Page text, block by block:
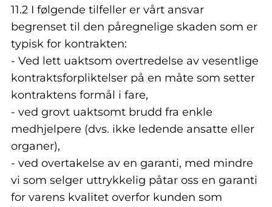
11.2 I følgende tilfeller er vårt ansvar
begrenset til den påregnelige skaden som er
typisk for kontrakten:
- Ved lett uaktsom overtredelse av vesentlige
kontraktsforpliktelser på en måte som setter
kontraktens formål i fare,
- ved grovt uaktsomt brudd fra enkle
medhjelpere (dvs. ikke ledende ansatte eller
organer),
- ved overtakelse av en garanti, med mindre
vi som selger uttrykkelig påtar oss en garanti
for varens kvalitet overfor kunden som